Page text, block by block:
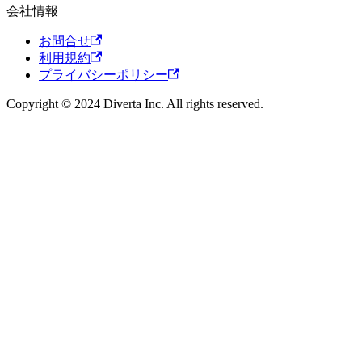
会社情報
お問合せ
利用規約
プライバシーポリシー
Copyright © 2024 Diverta Inc. All rights reserved.